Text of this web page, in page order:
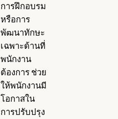
การฝึกอบรม
หรือการ
พัฒนาทักษะ
เฉพาะด้านที่
พนักงาน
ต้องการ ช่วย
ให้พนักงานมี
โอกาสใน
การปรับปรุง